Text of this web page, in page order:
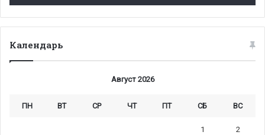
Календарь
Август 2026
ПН ВТ СР ЧТ ПТ СБ ВС
1 2